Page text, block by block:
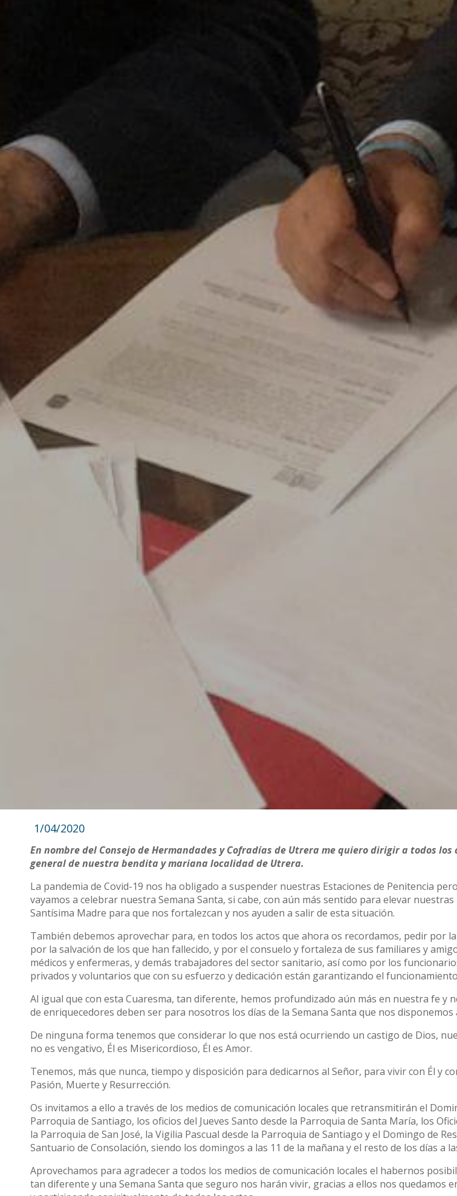
1/04/2020
En nombre del Consejo de Hermandades y Cofradías de Utrera me quiero dirigir a todos
general de nuestra bendita y mariana localidad de Utrera.
La pandemia de Covid-19 nos ha obligado a suspender nuestras Estaciones de Penitencia
vayamos a celebrar nuestra Semana Santa, si cabe, con aún más sentido para elevar
Santísima Madre para que nos fortalezcan y nos ayuden a salir de esta situación.
También debemos aprovechar para, en todos los actos que ahora os recordamos, pedir por
por la salvación de los que han fallecido, y por el consuelo y fortaleza de sus familiares y
médicos y enfermeras, y demás trabajadores del sector sanitario, así como por los
privados y voluntarios que con su esfuerzo y dedicación están garantizando el
Al igual que con esta Cuaresma, tan diferente, hemos profundizado aún más en nuestra fe y
de enriquecedores deben ser para nosotros los días de la Semana Santa que nos disponemos
De ninguna forma tenemos que considerar lo que nos está ocurriendo un castigo de Dios,
no es vengativo, Él es Misericordioso, Él es Amor.
Tenemos, más que nunca, tiempo y disposición para dedicarnos al Señor, para vivir con Él y
Pasión, Muerte y Resurrección.
Os invitamos a ello a través de los medios de comunicación locales que retransmitirán el
Parroquia de Santiago, los oficios del Jueves Santo desde la Parroquia de Santa María, los
la Parroquia de San José, la Vigilia Pascual desde la Parroquia de Santiago y el Domingo de
Santuario de Consolación, siendo los domingos a las 11 de la mañana y el resto de los días a
Aprovechamos para agradecer a todos los medios de comunicación locales el habernos
tan diferente y una Semana Santa que seguro nos harán vivir, gracias a ellos nos quedamos